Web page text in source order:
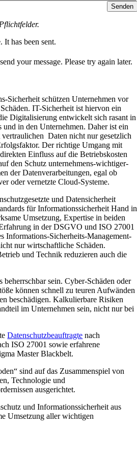
Senden
It has been sent.
your message. Please try again later.
Sicherheit schützen Unternehmen vor
IT-Sicherheit ist hiervon ein
Digitalisierung entwickelt sich rasant in
und in den Unternehmen. Daher ist ein
Daten nicht nur gesetzlich
Der richtige Umgang mit
Einfluss auf die Betriebskosten
den Schutz unternehmens-wichtiger-
der Datenverarbeitungen, egal ob
oder vernetzte Cloud-Systeme.
und Datensicherheit
für Informationssicherheit Hand in
Umsetzung, Expertise in beiden
in der DSGVO und ISO 27001
Informations-Sicherheits-Management-
nur wirtschaftliche Schäden.
und Technik reduzieren auch die
sein. Cyber-Schäden oder
können schnell zu teuren Aufwänden
beschädigen. Kalkulierbare Risiken
im Unternehmen sein, nicht nur bei
Datenschutzbeauftragte nach
ISO 27001 sowie erfahrene
Master Blackbelt.
sind auf das Zusammenspiel von
Technologie und
ausgerichtet.
und Informationssicherheit aus
Umsetzung aller wichtigen